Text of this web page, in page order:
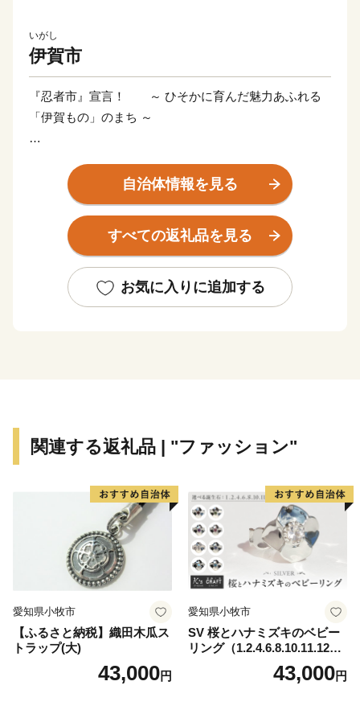
いがし
伊賀市
『忍者市』宣言！ ～ ひそかに育んだ魅力あふれる
「伊賀もの」のまち ～
や精神を継承するとともに、忍者を活かした観光やまち
づくりに取り組んでいます。日本一、二の高石垣で知ら
れる伊賀上野城のふもとでは、誰もが忍者気分を味わえ
る「伊賀上野ＮＩＮＪＡフェスタ」が開催され、秋には
祭」や、ユネスコ無形文化遺産に登録されたダンジリ行
事で有名な「上野天神祭」が行われるなど、歴史と文化
誇るブランド品がいっぱいあります！
自治体情報を見る
すべての返礼品を見る
お気に入りに追加する
関連する返礼品 | "ファッション"
愛知県小牧市
【ふるさと納税】織田木瓜ス
トラップ(大)
43,000円
愛知県小牧市
SV 桜とハナミズキのベビー
リング（1.2.4.6.8.10.11.12
43,000円